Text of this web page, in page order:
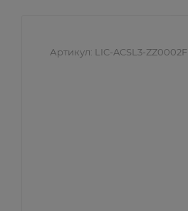
Артикул: LIC-ACSL3-ZZ0002F